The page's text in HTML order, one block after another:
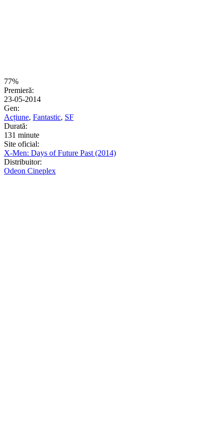
77%
Premieră:
23-05-2014
Gen:
Acțiune, Fantastic, SF
Durată:
131 minute
Site oficial:
X-Men: Days of Future Past (2014)
Distribuitor:
Odeon Cineplex